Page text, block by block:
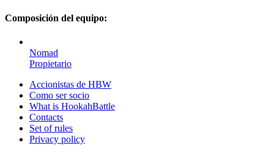
Composición del equipo:
Nomad
Propietario
Accionistas de HBW
Como ser socio
What is HookahBattle
Contacts
Set of rules
Privacy policy